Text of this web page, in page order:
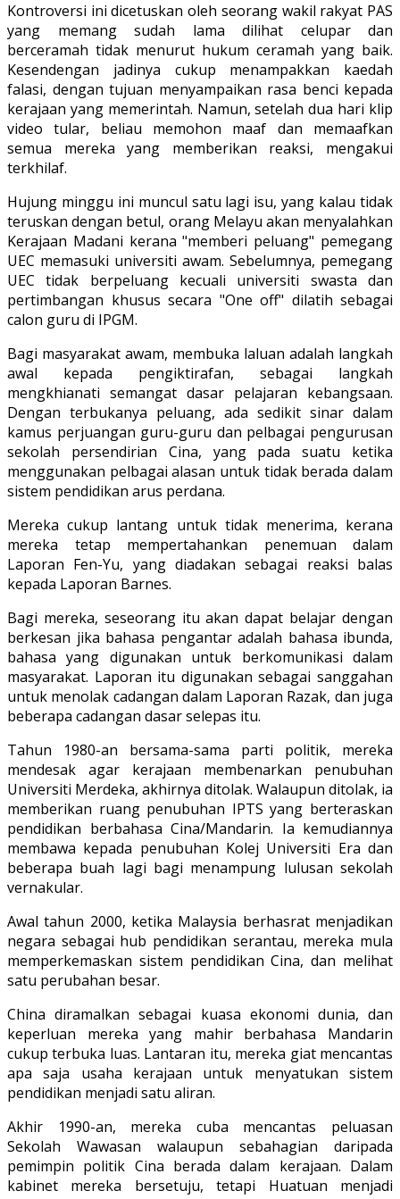
Kontroversi ini dicetuskan oleh seorang wakil rakyat PAS
yang memang sudah lama dilihat celupar dan
berceramah tidak menurut hukum ceramah yang baik.
Kesendengan jadinya cukup menampakkan kaedah
falasi, dengan tujuan menyampaikan rasa benci kepada
kerajaan yang memerintah. Namun, setelah dua hari klip
video tular, beliau memohon maaf dan memaafkan
semua mereka yang memberikan reaksi, mengakui
terkhilaf.
Hujung minggu ini muncul satu lagi isu, yang kalau tidak
teruskan dengan betul, orang Melayu akan menyalahkan
Kerajaan Madani kerana "memberi peluang" pemegang
UEC memasuki universiti awam. Sebelumnya, pemegang
UEC tidak berpeluang kecuali universiti swasta dan
pertimbangan khusus secara "One off" dilatih sebagai
calon guru di IPGM.
Bagi masyarakat awam, membuka laluan adalah langkah
awal kepada pengiktirafan, sebagai langkah
mengkhianati semangat dasar pelajaran kebangsaan.
Dengan terbukanya peluang, ada sedikit sinar dalam
kamus perjuangan guru-guru dan pelbagai pengurusan
sekolah persendirian Cina, yang pada suatu ketika
menggunakan pelbagai alasan untuk tidak berada dalam
sistem pendidikan arus perdana.
Mereka cukup lantang untuk tidak menerima, kerana
mereka tetap mempertahankan penemuan dalam
Laporan Fen-Yu, yang diadakan sebagai reaksi balas
kepada Laporan Barnes.
Bagi mereka, seseorang itu akan dapat belajar dengan
berkesan jika bahasa pengantar adalah bahasa ibunda,
bahasa yang digunakan untuk berkomunikasi dalam
masyarakat. Laporan itu digunakan sebagai sanggahan
untuk menolak cadangan dalam Laporan Razak, dan juga
beberapa cadangan dasar selepas itu.
Tahun 1980-an bersama-sama parti politik, mereka
mendesak agar kerajaan membenarkan penubuhan
Universiti Merdeka, akhirnya ditolak. Walaupun ditolak, ia
memberikan ruang penubuhan IPTS yang berteraskan
pendidikan berbahasa Cina/Mandarin. Ia kemudiannya
membawa kepada penubuhan Kolej Universiti Era dan
beberapa buah lagi bagi menampung lulusan sekolah
vernakular.
Awal tahun 2000, ketika Malaysia berhasrat menjadikan
negara sebagai hub pendidikan serantau, mereka mula
memperkemaskan sistem pendidikan Cina, dan melihat
satu perubahan besar.
China diramalkan sebagai kuasa ekonomi dunia, dan
keperluan mereka yang mahir berbahasa Mandarin
cukup terbuka luas. Lantaran itu, mereka giat mencantas
apa saja usaha kerajaan untuk menyatukan sistem
pendidikan menjadi satu aliran.
Akhir 1990-an, mereka cuba mencantas peluasan
Sekolah Wawasan walaupun sebahagian daripada
pemimpin politik Cina berada dalam kerajaan. Dalam
kabinet mereka bersetuju, tetapi Huatuan menjadi